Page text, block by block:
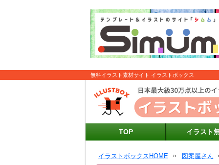
無料イラスト素材サイト イラストボックス
TOP イラスト
イラストボックスHOME 図案屋さん